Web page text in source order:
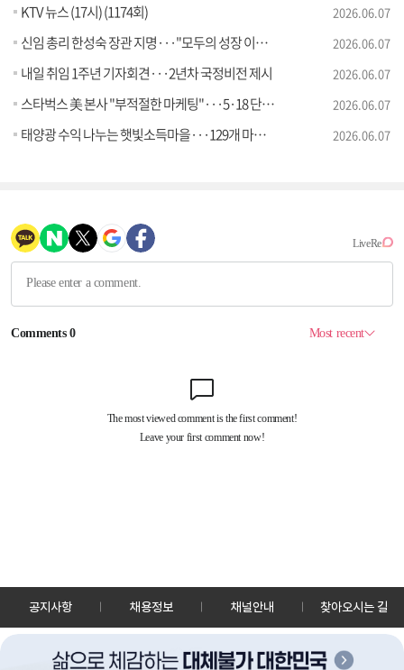
KTV 뉴스 (17시) (1174회) 2026.06.07
신임 총리 한성숙 장관 지명···"모두의 성장 이끌 적임자" 2026.06.07
내일 취임 1주년 기자회견···2년차 국정비전 제시 2026.06.07
스타벅스 美 본사 "부적절한 마케팅"···5·18 단체에 사과 2026.06.07
태양광 수익 나누는 햇빛소득마을···129개 마을 신청 2026.06.07
공지사항 채용정보 채널안내 찾아오시는 길
30128 세종특별자치시 정부2청사로 13 한국정책방송원 KTV
TEL: 044-204-8000